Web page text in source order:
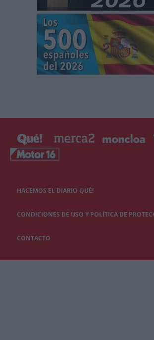
HACEMOS EL DIARIO QUÉ!
CONDICIONES DE USO Y POLÍTICA DE
CONTACTO